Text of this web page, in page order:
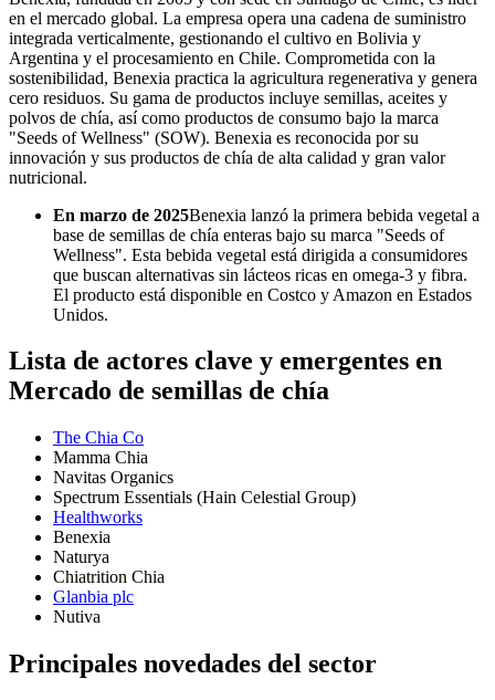
en el mercado global. La empresa opera una cadena de suministro
integrada verticalmente, gestionando el cultivo en Bolivia y
Argentina y el procesamiento en Chile. Comprometida con la
sostenibilidad, Benexia practica la agricultura regenerativa y genera
cero residuos. Su gama de productos incluye semillas, aceites y
polvos de chía, así como productos de consumo bajo la marca
"Seeds of Wellness" (SOW). Benexia es reconocida por su
innovación y sus productos de chía de alta calidad y gran valor
nutricional.
En marzo de 2025Benexia lanzó la primera bebida vegetal a
base de semillas de chía enteras bajo su marca "Seeds of
Wellness". Esta bebida vegetal está dirigida a consumidores
que buscan alternativas sin lácteos ricas en omega-3 y fibra.
El producto está disponible en Costco y Amazon en Estados
Unidos.
Lista de actores clave y emergentes en
Mercado de semillas de chía
The Chia Co
Mamma Chia
Navitas Organics
Spectrum Essentials (Hain Celestial Group)
Healthworks
Benexia
Naturya
Chiatrition Chia
Glanbia plc
Nutiva
Principales novedades del sector